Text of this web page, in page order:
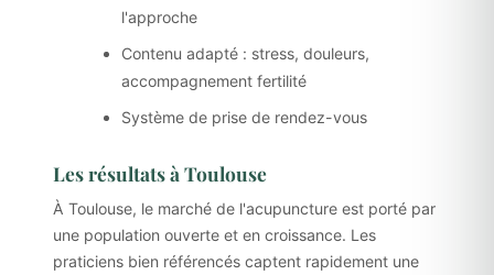
l'approche
Contenu adapté : stress, douleurs,
accompagnement fertilité
Système de prise de rendez-vous
Les résultats à Toulouse
À Toulouse, le marché de l'acupuncture est porté par
une population ouverte et en croissance. Les
praticiens bien référencés captent rapidement une